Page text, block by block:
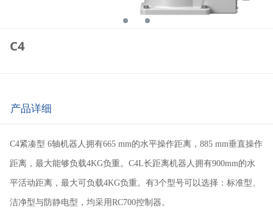
C4
产品详细
C4紧凑型 6轴机器人拥有665 mm的水平操作距离，885 mm垂直操作
距离，最大能够负载4KG负重。C4L长距离机器人拥有900mm的水
平活动距离，最大可负载4KG负重。有3个型号可以选择：标准型、
洁净型与防静电型，均采用RC700控制器。